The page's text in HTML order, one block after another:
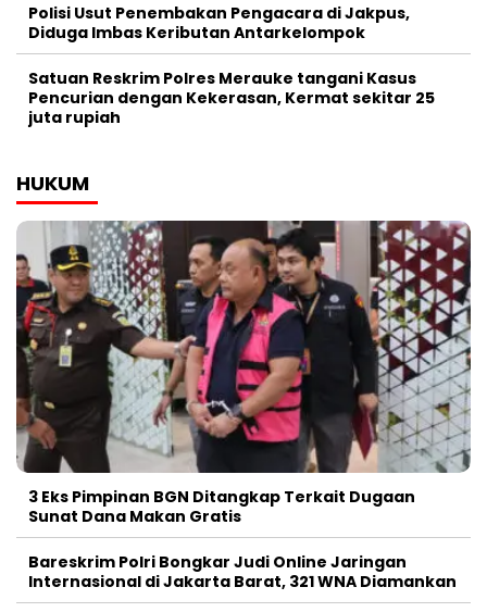
Polisi Usut Penembakan Pengacara di Jakpus,
Diduga Imbas Keributan Antarkelompok
Satuan Reskrim Polres Merauke tangani Kasus
Pencurian dengan Kekerasan, Kermat sekitar 25
juta rupiah
HUKUM
3 Eks Pimpinan BGN Ditangkap Terkait Dugaan
Sunat Dana Makan Gratis
Bareskrim Polri Bongkar Judi Online Jaringan
Internasional di Jakarta Barat, 321 WNA Diamankan